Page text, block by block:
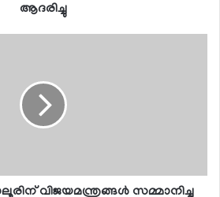
ആദരിച്ചു
വിജയമന്ത്രങ്ങള്‍ സമ്മാനിച്ചു